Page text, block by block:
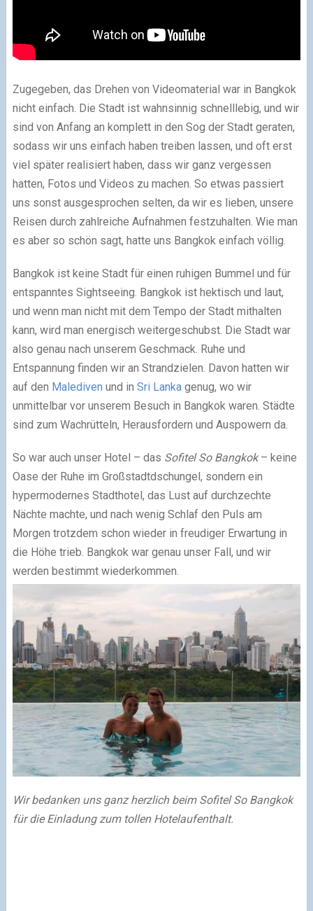
Zugegeben, das Drehen von Videomaterial war in Bangkok
nicht einfach. Die Stadt ist wahnsinnig schnelllebig, und wir
sind von Anfang an komplett in den Sog der Stadt geraten,
sodass wir uns einfach haben treiben lassen, und oft erst
viel später realisiert haben, dass wir ganz vergessen
hatten, Fotos und Videos zu machen. So etwas passiert
uns sonst ausgesprochen selten, da wir es lieben, unsere
Reisen durch zahlreiche Aufnahmen festzuhalten. Wie man
es aber so schön sagt, hatte uns Bangkok einfach völlig.
Bangkok ist keine Stadt für einen ruhigen Bummel und für
entspanntes Sightseeing. Bangkok ist hektisch und laut,
und wenn man nicht mit dem Tempo der Stadt mithalten
kann, wird man energisch weitergeschubst. Die Stadt war
also genau nach unserem Geschmack. Ruhe und
Entspannung finden wir an Strandzielen. Davon hatten wir
auf den Malediven und in Sri Lankagenug, wo wir
unmittelbar vor unserem Besuch in Bangkok waren. Städte
sind zum Wachrütteln, Herausfordern und Auspowern da.
So war auch unser Hotel – das Sofitel So Bangkok– keine
Oase der Ruhe im Großstadtdschungel, sondern ein
hypermodernes Stadthotel, das Lust auf durchzechte
Nächte machte, und nach wenig Schlaf den Puls am
Morgen trotzdem schon wieder in freudiger Erwartung in
die Höhe trieb. Bangkok war genau unser Fall, und wir
werden bestimmt wiederkommen.
Wir bedanken uns ganz herzlich beim Sofitel So Bangkok
für die Einladung zum tollen Hotelaufenthalt.